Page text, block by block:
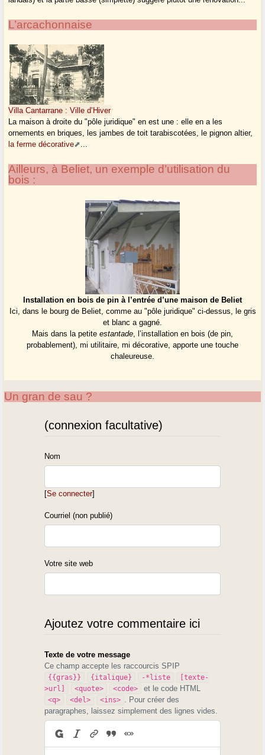
L’arcachonnaise
Villa Cantarrane : Ville d’Hiver
La maison à droite du "pôle juridique" en est une : elle en a les
ornements en briques, les jambes de toit tarabiscotées, le pignon altier,
la ferme décorative
...
Ailleurs, à Beliet, un exemple d’utilisation du
bois :
Installation en bois de pin à l’entrée d’une maison de Beliet
Ici, dans le bourg de Beliet, comme au "pôle juridique" ci-dessus, le gris
et blanc a gagné.
Mais dans la petite estantade, l’installation en bois (de pin,
probablement), mi utilitaire, mi décorative, apporte une touche
chaleureuse.
Un gran de sau ?
(connexion facultative)
Nom
[Se connecter]
Courriel (non publié)
Votre site web
Ajoutez votre commentaire ici
Texte de votre message
Ce champ accepte les raccourcis SPIP
{{gras}} {italique} -*liste
[texte-
>url]
<quote> <code> et le code HTML
<q> <del> <ins> . Pour créer des
paragraphes, laissez simplement des lignes vides.